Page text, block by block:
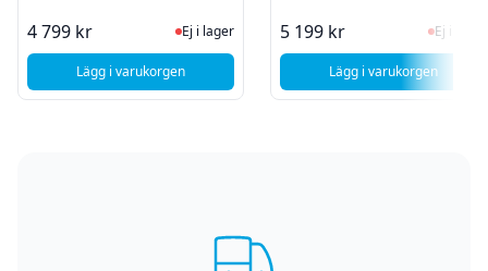
4 799 kr Ej i lager, besök produktsidan för
Ej i lager
Lägg i varukorgen, Corsair Desktop - Core i5 9600K - 32GB - 1TB SSD -
5 199 kr Ej i
Ej i lager
Lägg i varukorgen
, Intel